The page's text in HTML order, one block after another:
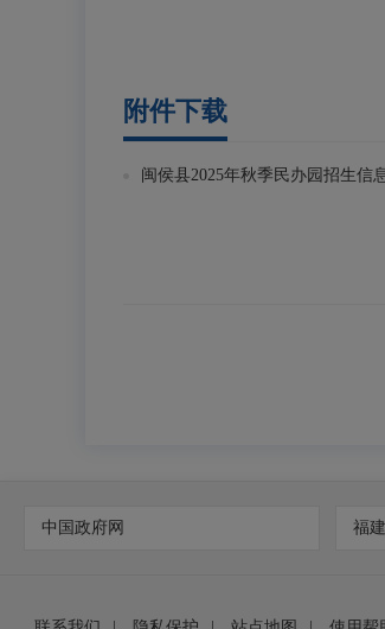
附件下载
闽侯县2025年秋季民办园招生信
中国政府网 福